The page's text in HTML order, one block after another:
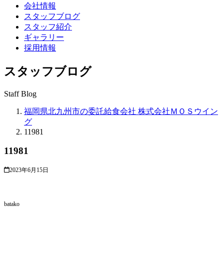
会社情報
スタッフブログ
スタッフ紹介
ギャラリー
採用情報
スタッフブログ
Staff Blog
福岡県北九州市の委託給食会社 株式会社ＭＯＳウイン
グ
11981
11981
2023年6月15日
batako